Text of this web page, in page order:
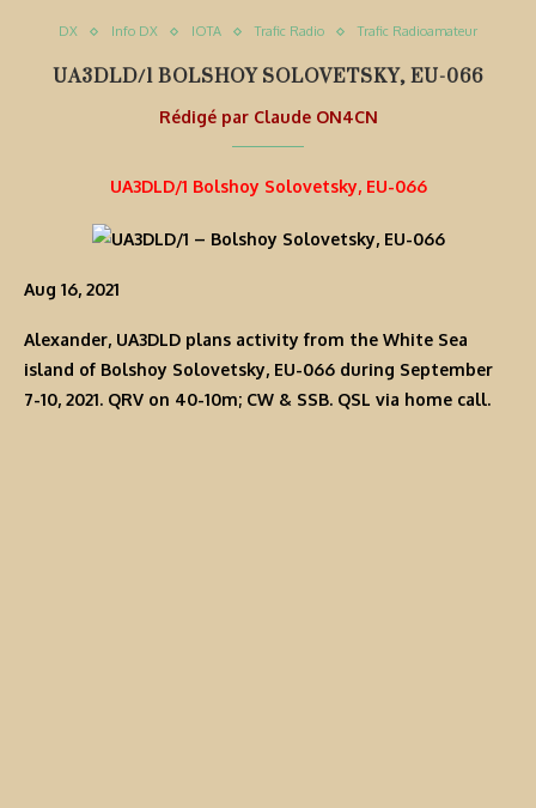
DX Info DX IOTA Trafic Radio Trafic Radioamateur
UA3DLD/1 BOLSHOY SOLOVETSKY, EU-066
Rédigé par Claude ON4CN
UA3DLD/1 Bolshoy Solovetsky, EU-066
Aug 16, 2021
Alexander, UA3DLD plans activity from the White Sea
island of Bolshoy Solovetsky, EU-066 during September
7-10, 2021. QRV on 40-10m; CW & SSB. QSL via home call.